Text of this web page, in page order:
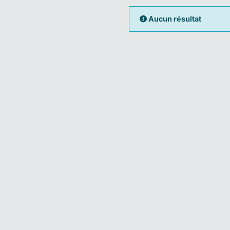
Aucun résultat